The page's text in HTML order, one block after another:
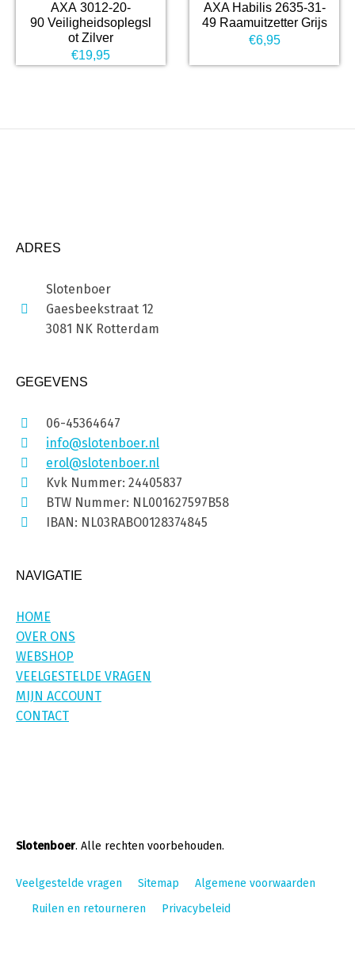
AXA 3012-20-
90 Veiligheidsoplegsl
ot Zilver
€19,95
AXA Habilis 2635-31-
49 Raamuitzetter Grijs
€6,95
ADRES
Slotenboer
Gaesbeekstraat 12
3081 NK Rotterdam
GEGEVENS
06-45364647
info@slotenboer.nl
erol@slotenboer.nl
Kvk Nummer: 24405837
BTW Nummer: NL001627597B58
IBAN: NL03RABO0128374845
NAVIGATIE
HOME
OVER ONS
WEBSHOP
VEELGESTELDE VRAGEN
MIJN ACCOUNT
CONTACT
Slotenboer. Alle rechten voorbehouden.
Veelgestelde vragen Sitemap
Algemene voorwaarden
Ruilen en retourneren
Privacybeleid